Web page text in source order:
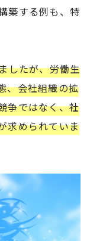
築する例も、特
したが、労働生
、会社組織の拡
争ではなく、社
求められていま